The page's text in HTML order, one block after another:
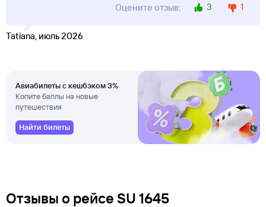
Оцените отзыв:
3 1
Tatiana, июль 2026
Авиабилеты с кешбэком 3%
Копите баллы на новые
путешествия
Найти билеты
Отзывы о рейсе SU 1645